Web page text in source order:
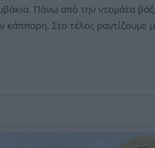
Πάνω από την ντομάτα
κάππαρη. Στο τέλος ραντίζουμε